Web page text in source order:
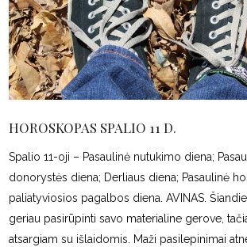
HOROSKOPAS SPALIO 11 D.
Spalio 11-oji – Pasaulinė nutukimo diena;
donorystės diena; Derliaus diena; Pasaulinė
paliatyviosios pagalbos diena. AVINAS.
geriau pasirūpinti savo materialine gerove,
atsargiam su išlaidomis. Maži pasilepinimai